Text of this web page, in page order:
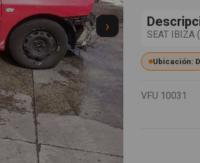
› SEAT IBIZA
Ubicación:
VFU 10031